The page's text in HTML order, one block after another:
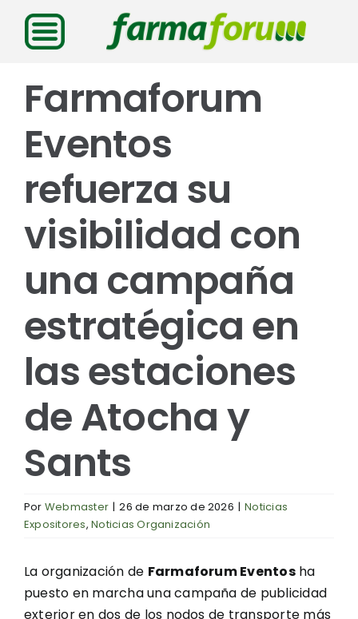
Saltar
contenido
Farmaforum
Eventos
refuerza su
visibilidad con
una campaña
estratégica en
las estaciones
de Atocha y
Sants
Por Webmaster | 26 de marzo de 2026 | Noticias
Expositores,Noticias Organización
La organización de Farmaforum Eventosha
puesto en marcha una campaña de publicidad
exterior en dos de los nodos de transporte más